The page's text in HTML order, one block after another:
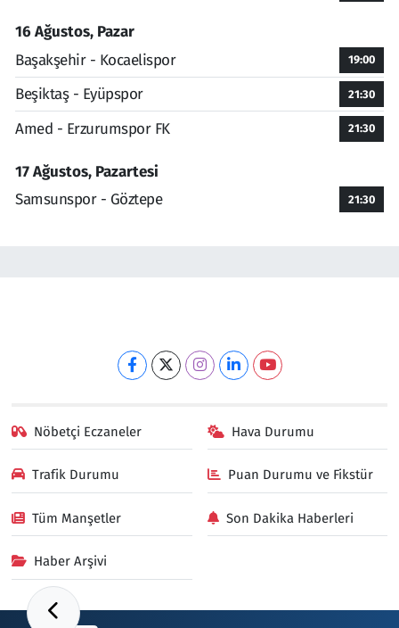
16 Ağustos, Pazar
Başakşehir - Kocaelispor
19:00
Beşiktaş - Eyüpspor 21:30
Amed - Erzurumspor FK 21:30
17 Ağustos, Pazartesi
Samsunspor - Göztepe
21:30
Nöbetçi Eczaneler Hava Durumu
Trafik Durumu Puan Durumu ve Fikstür
Tüm Manşetler Son Dakika Haberleri
Haber Arşivi